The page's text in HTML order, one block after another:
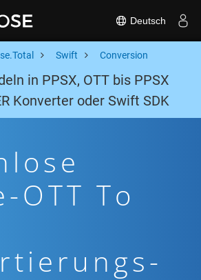
Deutsch
Swift Conversion
in PPSX, OTT bis PPSX
Konverter oder Swift SDK
OTT To